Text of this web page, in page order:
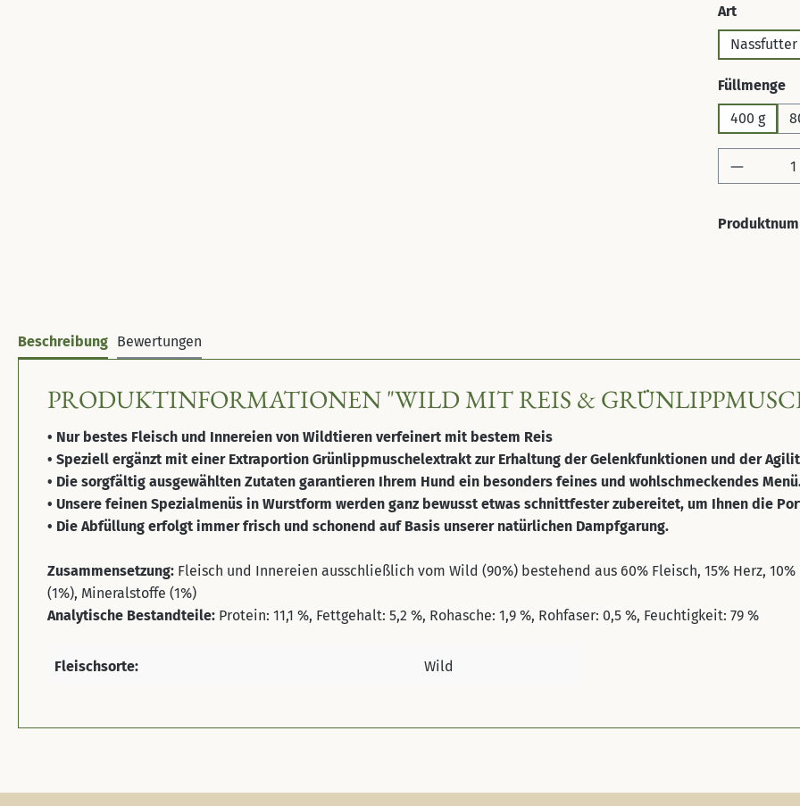
Art
Nassfutter
Füllmenge
400 g
Beschreibung Bewertungen
PRODUKTINFORMATIONEN "WILD MIT REIS &
• Nur bestes Fleisch und Innereien von Wildtieren verfeinert mit bestem Reis
• Speziell ergänzt mit einer Extraportion Grünlippmuschelextrakt zur Erhaltung der Gelenkfunktionen und der
• Die sorgfältig ausgewählten Zutaten garantieren Ihrem Hund ein besonders feines und wohlschmeckendes
• Unsere feinen Spezialmenüs in Wurstform werden ganz bewusst etwas schnittfester zubereitet, um Ihnen die
• Die Abfüllung erfolgt immer frisch und schonend auf Basis unserer natürlichen Dampfgarung.
Zusammensetzung: Fleisch und Innereien ausschließlich vom Wild (90%) bestehend aus 60% Fleisch, 15% Herz,
(1%), Mineralstoffe (1%)
Analytische Bestandteile: Protein: 11,1 %, Fettgehalt: 5,2 %, Rohasche: 1,9 %, Rohfaser: 0,5 %, Feuchtigkeit: 79 %
Fleischsorte: Wild